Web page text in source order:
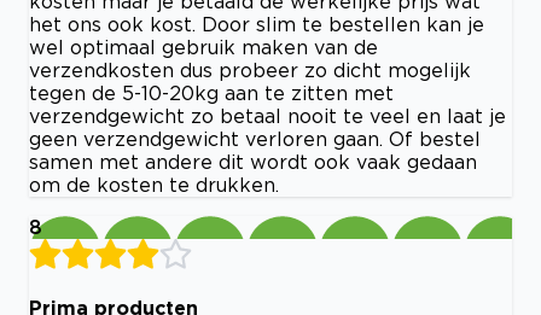
het ons ook kost. Door slim te bestellen kan je
wel optimaal gebruik maken van de
verzendkosten dus probeer zo dicht mogelijk
tegen de 5-10-20kg aan te zitten met
verzendgewicht zo betaal nooit te veel en laat je
geen verzendgewicht verloren gaan. Of bestel
samen met andere dit wordt ook vaak gedaan
om de kosten te drukken.
8
Prima producten